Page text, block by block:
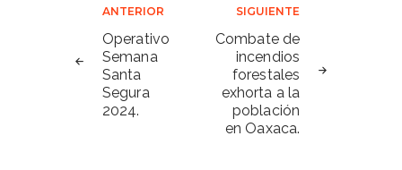
Navegación
de
entradas
ANTERIOR
Operativo
Semana
Santa
Segura
2024.
SIGUIENTE
Combate de
incendios
forestales
exhorta a la
población
en Oaxaca.